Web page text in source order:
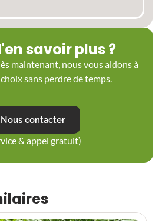
savoir plus ?
maintenant, nous vous aidons à
sans perdre de temps.
Nous contacter
& appel gratuit)